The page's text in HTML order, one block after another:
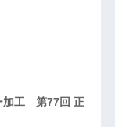
加工 第77回 正